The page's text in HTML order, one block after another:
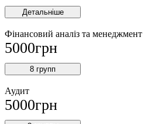
Детальніше
Фінансовий аналіз та менеджмент
5000грн
8 групп
Аудит
5000грн